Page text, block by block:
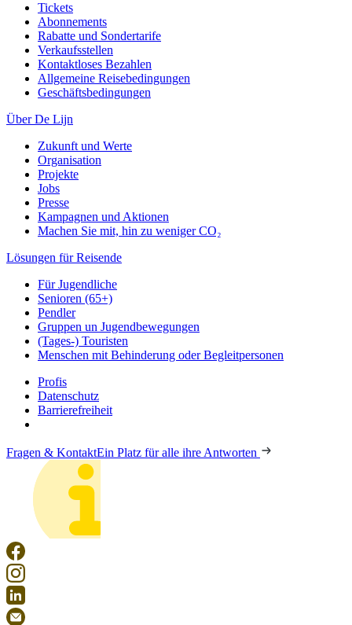
Tickets
Abonnements
Rabatte und Sondertarife
Verkaufsstellen
Kontaktloses Bezahlen
Allgemeine Reisebedingungen
Geschäftsbedingungen
Über De Lijn
Zukunft und Werte
Organisation
Projekte
Jobs
Presse
Kampagnen und Aktionen
Machen Sie mit, hin zu weniger CO₂
Lösungen für Reisende
Für Jugendliche
Senioren (65+)
Pendler
Gruppen un Jugendbewegungen
(Tages-) Touristen
Menschen mit Behinderung oder Begleitpersonen
Profis
Datenschutz
Barrierefreiheit
Fragen & KontaktEin Platz für alle ihre Antworten